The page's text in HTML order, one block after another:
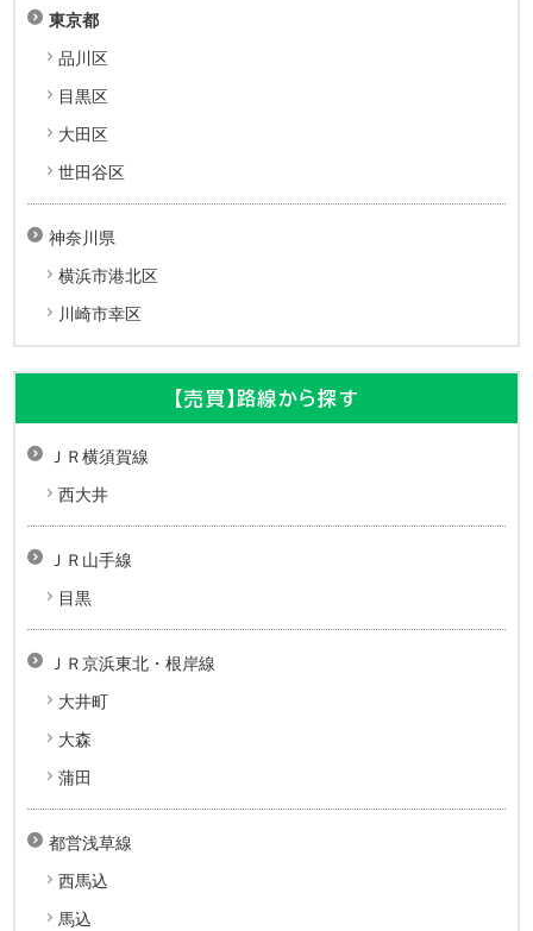
東京都
品川区
目黒区
大田区
世田谷区
神奈川県
横浜市港北区
川崎市幸区
【売買】路線から探す
ＪＲ横須賀線
西大井
ＪＲ山手線
目黒
ＪＲ京浜東北・根岸線
大井町
大森
蒲田
都営浅草線
西馬込
馬込